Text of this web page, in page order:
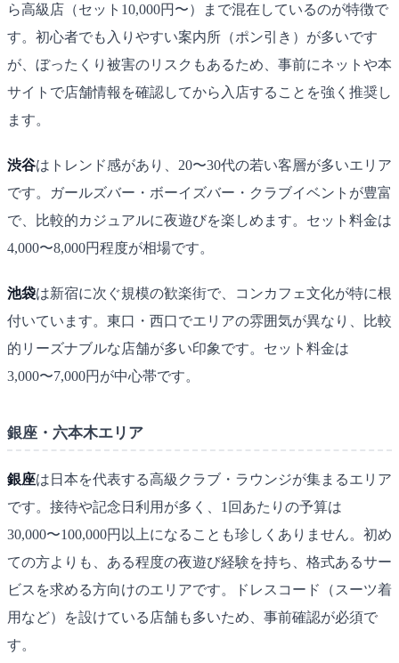
ら高級店（セット10,000円〜）まで混在しているのが特徴で
す。初心者でも入りやすい案内所（ポン引き）が多いです
が、ぼったくり被害のリスクもあるため、事前にネットや本
サイトで店舗情報を確認してから入店することを強く推奨し
ます。
渋谷はトレンド感があり、20〜30代の若い客層が多いエリア
です。ガールズバー・ボーイズバー・クラブイベントが豊富
で、比較的カジュアルに夜遊びを楽しめます。セット料金は
4,000〜8,000円程度が相場です。
池袋は新宿に次ぐ規模の歓楽街で、コンカフェ文化が特に根
付いています。東口・西口でエリアの雰囲気が異なり、比較
的リーズナブルな店舗が多い印象です。セット料金は
3,000〜7,000円が中心帯です。
銀座・六本木エリア
銀座は日本を代表する高級クラブ・ラウンジが集まるエリア
です。接待や記念日利用が多く、1回あたりの予算は
30,000〜100,000円以上になることも珍しくありません。初め
ての方よりも、ある程度の夜遊び経験を持ち、格式あるサー
ビスを求める方向けのエリアです。ドレスコード（スーツ着
用など）を設けている店舗も多いため、事前確認が必須で
す。